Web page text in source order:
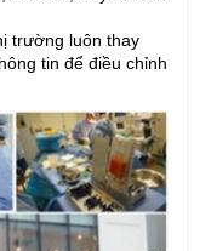
trường luôn thay
tin để điều chỉnh